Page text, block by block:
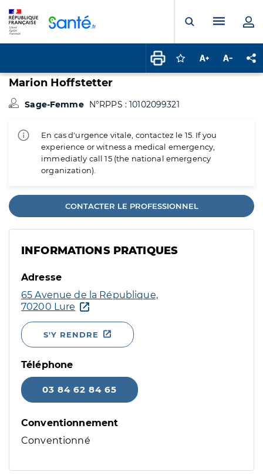
Ouvrir laMenu
Connectez-vous
Augmenter la
Marion Hoffstetter
Sage-Femme N°RPPS : 10102099321
En cas d'urgence vitale, contactez le 15. If you
experience or witness a medical emergency,
immediatly call 15 (the national emergency
organization).
CONTACTER LE PROFESSIONNEL
INFORMATIONS PRATIQUES
Adresse
65 Avenue de la République,
70200 Lure
S'Y RENDRE
Téléphone
03 84 62 84 65
Conventionnement
Conventionné